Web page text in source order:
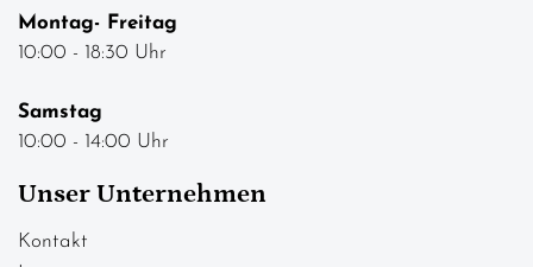
Montag- Freitag
10:00 - 18:30 Uhr
Samstag
10:00 - 14:00 Uhr
Unser Unternehmen
Kontakt